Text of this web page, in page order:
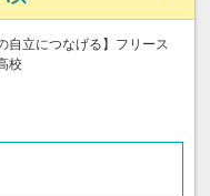
自立につなげる】フリース
校